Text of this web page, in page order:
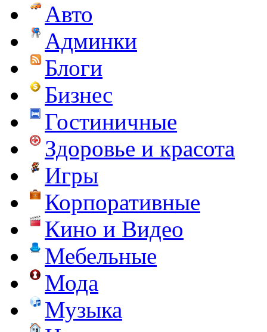
Авто
Админки
Блоги
Бизнес
Гостиничные
Здоровье и красота
Игры
Корпоративные
Кино и Видео
Мебельные
Мода
Музыка